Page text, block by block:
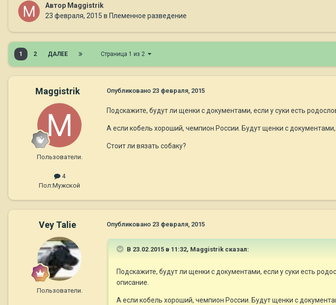
Автор Maggistrik
23 февраля, 2015 в Племенное разведение
1 2 ДАЛЕЕ Страница 1 из 2
Maggistrik
Пользователи.
4
Пол:Мужской
Опубликовано 23 февраля, 2015
Подскажите, будут ли щенки с документами, если у суки есть
А если кобель хороший, чемпион России. Будут щенки с документами,
Стоит ли вязать собаку?
Vey Talie
Пользователи.
Опубликовано 23 февраля, 2015
В 23.02.2015 в 11:32, Maggistrik сказал:
Подскажите, будут ли щенки с документами, если у суки есть
описание.
А если кобель хороший, чемпион России. Будут щенки с